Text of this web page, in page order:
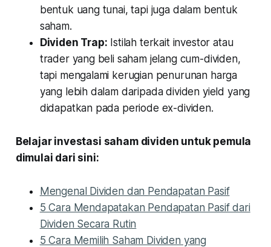
bentuk uang tunai, tapi juga dalam bentuk
saham.
Dividen Trap: Istilah terkait investor atau
trader yang beli saham jelang cum-dividen,
tapi mengalami kerugian penurunan harga
yang lebih dalam daripada dividen yield yang
didapatkan pada periode ex-dividen.
Belajar investasi saham dividen untuk pemula
dimulai dari sini:
Mengenal Dividen dan Pendapatan Pasif
5 Cara Mendapatakan Pendapatan Pasif dari
Dividen Secara Rutin
5 Cara Memilih Saham Dividen yang